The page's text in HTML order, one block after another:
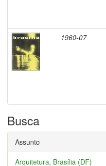
1960-07
Busca
Assunto
Arquitetura, Brasília (DF)